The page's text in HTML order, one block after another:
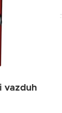
vazduh